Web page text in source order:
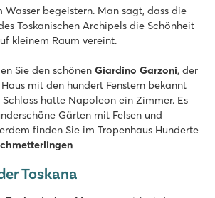
Wasser begeistern. Man sagt, dass die
Toskanischen Archipels die Schönheit
kleinem Raum vereint.
Sie den schönen Giardino Garzoni, der
mit den hundert Fenstern bekannt
Schloss hatte Napoleon ein Zimmer. Es
Gärten mit Felsen und
finden Sie im Tropenhaus Hunderte
Toskana